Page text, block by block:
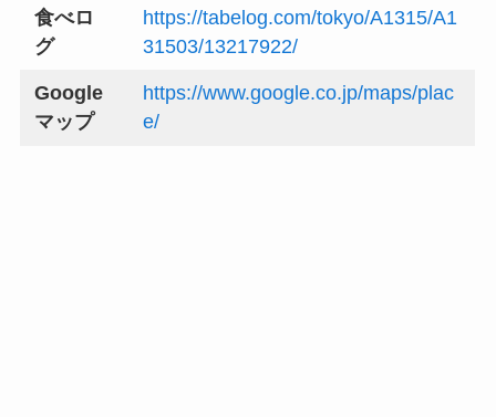
食べロ
グ
https://tabelog.com/tokyo/A1315/A1
31503/13217922/
Google
マップ
https://www.google.co.jp/maps/plac
e/